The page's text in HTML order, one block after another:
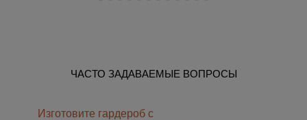
ЧАСТО ЗАДАВАЕМЫЕ ВОПРОСЫ
Изготовите гардероб с